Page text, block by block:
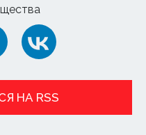
НА RSS